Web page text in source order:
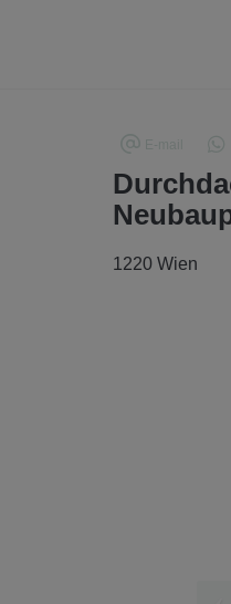
1220 Wien